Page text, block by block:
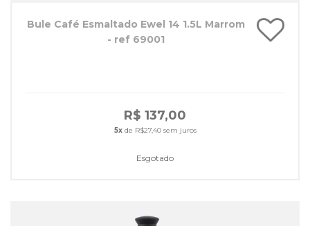
Bule Café Esmaltado Ewel 14 1.5L Marrom
- ref 69001
R$ 137,00
5xde R$27,40 sem juros
Esgotado